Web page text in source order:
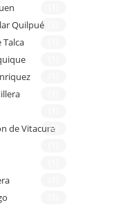
Quilpué
Talca
de Vitacura
(2)